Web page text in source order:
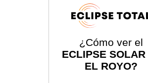
¿Cómo ver el
ECLIPSE SOLAR
EL ROYO?